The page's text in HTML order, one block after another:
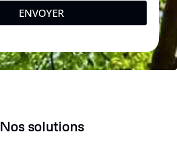
ENVOYER
Nos solutions